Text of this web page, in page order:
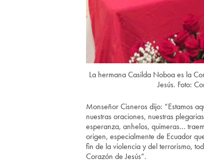
La hermana Casilda Noboa es la
Jesús. Foto:
Monseñor Cisneros dijo: “Estamos
nuestras oraciones, nuestras
esperanza, anhelos, quimeras…
origen, especialmente de Ecuador
fin de la violencia y del terrorismo,
Corazón de Jesús”.